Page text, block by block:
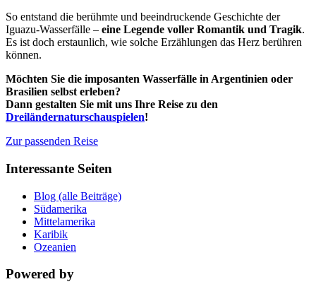
So entstand die berühmte und beeindruckende Geschichte der
Iguazu-Wasserfälle – eine Legende voller Romantik und Tragik.
Es ist doch erstaunlich, wie solche Erzählungen das Herz berühren
können.
Möchten Sie die imposanten Wasserfälle in Argentinien oder
Brasilien selbst erleben?
Dann gestalten Sie mit uns Ihre Reise zu den
Dreiländernaturschauspielen!
Zur passenden Reise
Interessante Seiten
Blog (alle Beiträge)
Südamerika
Mittelamerika
Karibik
Ozeanien
Powered by